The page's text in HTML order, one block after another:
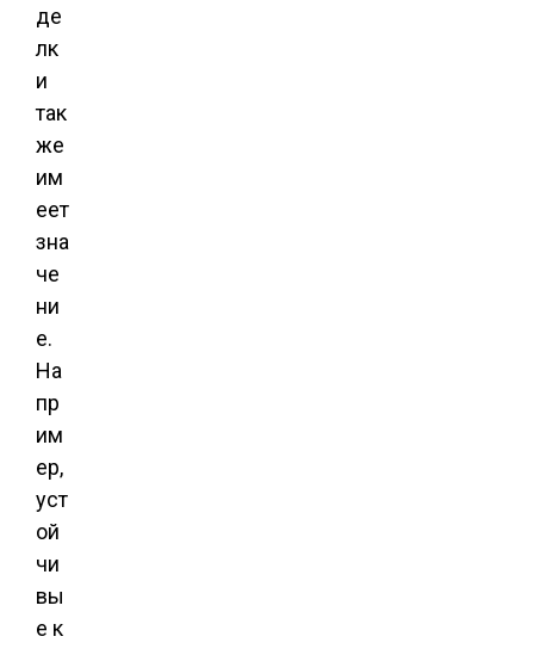
де
лк
и
так
же
им
еет
зна
че
ни
е.
На
пр
им
ер,
уст
ой
чи
вы
е к